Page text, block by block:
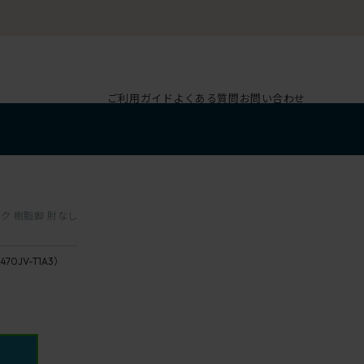
ールーム｜ZA SALON TOKYO
ご利用ガイド よくある質問お問い合わせ
樹脂脚 肘なし
T1A3）